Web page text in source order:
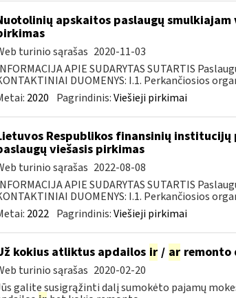
apskaitos paslaugų
turinio sąrašas 2020-11-03
APIE SUDARYTAS SUTARTIS
DUOMENYS: I.1. Perkančiosios
2020 Pagrindinis:Viešieji pirkimai
Respublikos finansinių
viešasis pirkimas
turinio sąrašas 2022-08-08
APIE SUDARYTAS SUTARTIS
DUOMENYS: I.1. Perkančiosios
2022 Pagrindinis:Viešieji pirkimai
kokius atliktus apdailos ir/ arremonto
turinio sąrašas 2020-02-20
galite susigrąžinti dalį sumokėto pajamų